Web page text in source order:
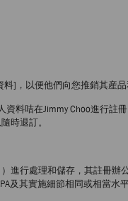
]，以便他們向您推銷其産
料咭在Jimmy Choo進行註
時退訂。
進行處理和儲存，其註冊
及其實施細節相同或相當水平